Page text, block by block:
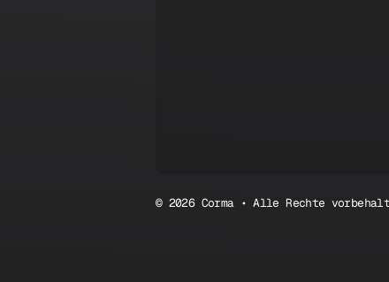
© 2026 Corma • Alle Rechte